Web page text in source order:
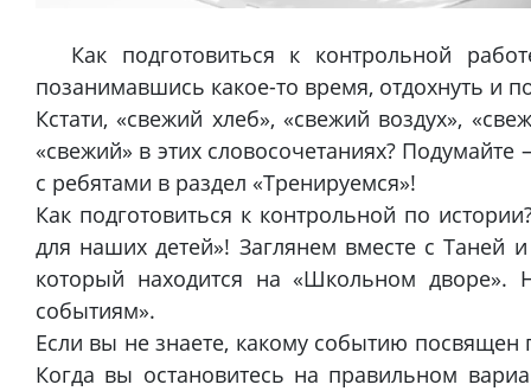
Как подготовиться к контрольной
позанимавшись какое-то время, отдохнуть и
Кстати, «свежий хлеб», «свежий воздух»,
«свежий» в этих словосочетаниях?
с ребятами в раздел «Тренируемся»!
Как подготовиться к контрольной по
для наших детей»! Заглянем вместе с Таней
который находится на «Школьном дворе».
событиям».
Если вы не знаете, какому событию посвящен
Когда вы остановитесь на правильном